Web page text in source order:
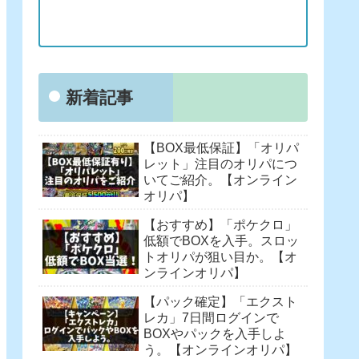
新着記事
【BOX最低保証】「オリパ
レット」注目のオリパにつ
いてご紹介。【オンライン
オリパ】
【おすすめ】「ポケクロ」
低額でBOXを入手。スロッ
トオリパが狙い目か。【オ
ンラインオリパ】
【パック確定】「エクスト
レカ」7日間ログインで
BOXやパックを入手しよ
う。【オンラインオリパ】